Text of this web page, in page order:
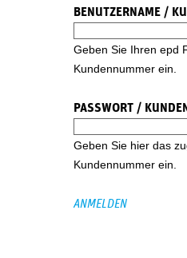
BENUTZERNAME /
Geben Sie Ihren epd
Kundennummer ein.
PASSWORT /
Geben Sie hier das
Kundennummer ein.